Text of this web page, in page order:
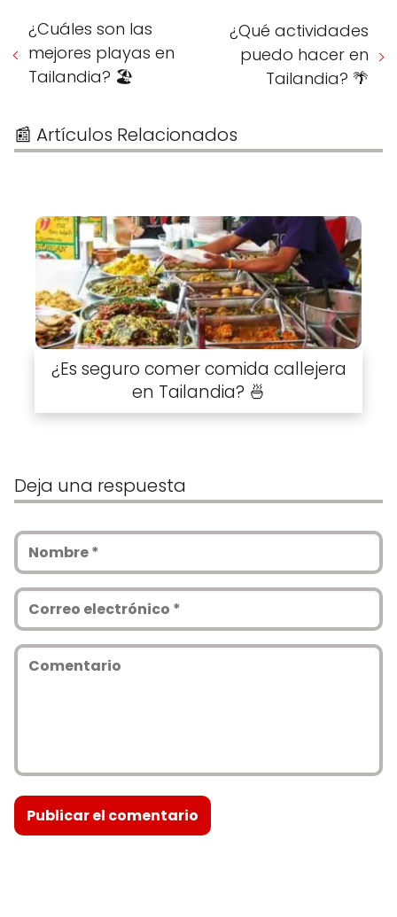
¿Cuáles son las
mejores playas en
Tailandia? 🏖️
¿Qué actividades
puedo hacer en
Tailandia? 🌴
📰 Artículos Relacionados
¿Es seguro comer comida callejera
en Tailandia? 🍜
Deja una respuesta